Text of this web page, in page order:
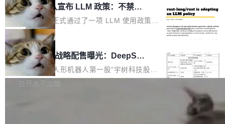
配、功耗与稳定性调优、兼容性测评及统一互联
等内容展开系统讲解和实战交流，帮助企业进一
步了解开源鸿蒙在智能...
Hub 员工 kdaigle 在 HN 讨论中贴出了一组数
据：2025 年全年 10 亿次 commit。现在，每周
2.75 亿次，全年预计 140 亿次。GitHub...
ontinual Harness。在 ARC-AGI 3 基准测试
上，Prime Agent + Opus 5 的组合达到了 95.
5% RHAE Best@1，超过了 ARC 报告的人类专
家基线 95.4%。 不是又一个 coding agent 包装
器 Prime Agent 的架构和市面上大多数 coding
agent 有本质区别。大多数 agent harness 的设
计是基于早期模型的能力—...
Rust 项目团队宣布 LLM 政策：不禁
止，但你要承认哪些代码不是你写的
Rust 语言项目正式通过了一项 LLM 使用政策，
覆盖 rust-lang/rust 单一仓库的代码贡献。这不
是项目级别的官方立场，目前由五个团队采纳，
但它可能是主流开源项目中关于 AI 辅助贡献最
细致的一份规则。 政策的核心只有一句话：LLM
可以用来分析、提炼、审阅、建议，但不能用来
局
宇树科技 IPO 战略配售曝光：DeepSe
ek 获配 93.3 万股，锁定 36 个月
8月6日晚间，“人形机器人第一股”宇树科技股份
有限公司披露IPO发行价格及战略配售结果，杭
白开水不加糖